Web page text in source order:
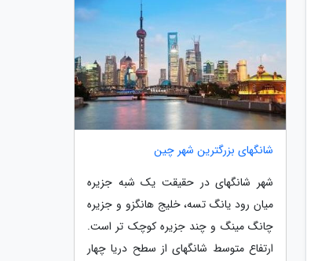
شانگهای بزرگترین شهر چین
شهر شانگهای در حقیقت یک شبه جزیره
میان رود یانگ تسه، خلیج هانگزو و جزیره
چانگ مینگ و چند جزیره کوچک تر است.
ارتفاع متوسط شانگهای از سطح دریا چهار